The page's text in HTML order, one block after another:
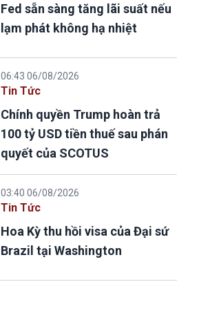
Fed sẵn sàng tăng lãi suất nếu
lạm phát không hạ nhiệt
06:43 06/08/2026
Tin Tức
Chính quyền Trump hoàn trả
100 tỷ USD tiền thuế sau phán
quyết của SCOTUS
03:40 06/08/2026
Tin Tức
Hoa Kỳ thu hồi visa của Đại sứ
Brazil tại Washington